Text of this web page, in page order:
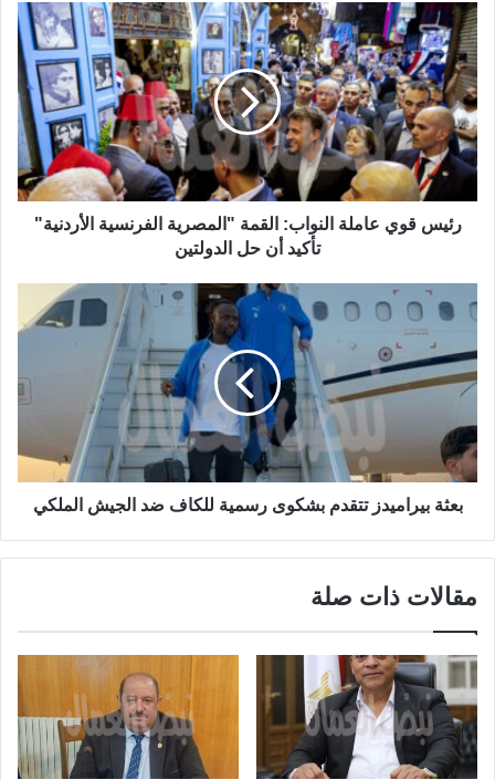
رئيس قوي عاملة النواب: القمة "المصرية الفرنسية الأردنية"
تأكيد أن حل الدولتين
بعثة بيراميدز تتقدم بشكوى رسمية للكاف ضد الجيش الملكي
مقالات ذات صلة